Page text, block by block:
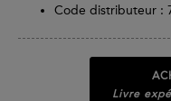
Code distributeur :
Livre